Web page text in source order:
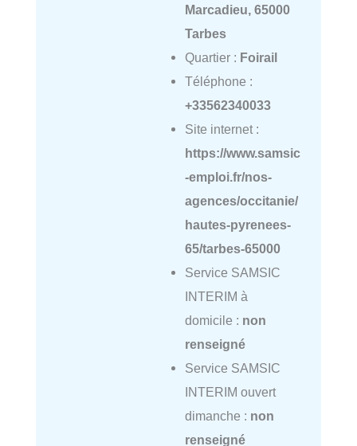
Marcadieu, 65000
Tarbes
Quartier : Foirail
Téléphone :
+33562340033
Site internet :
https://www.samsic
-emploi.fr/nos-
agences/occitanie/
hautes-pyrenees-
65/tarbes-65000
Service SAMSIC
INTERIM à
domicile : non
renseigné
Service SAMSIC
INTERIM ouvert
dimanche : non
renseigné